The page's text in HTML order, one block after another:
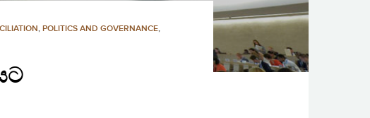
, POLITICS AND GOVERNANCE,